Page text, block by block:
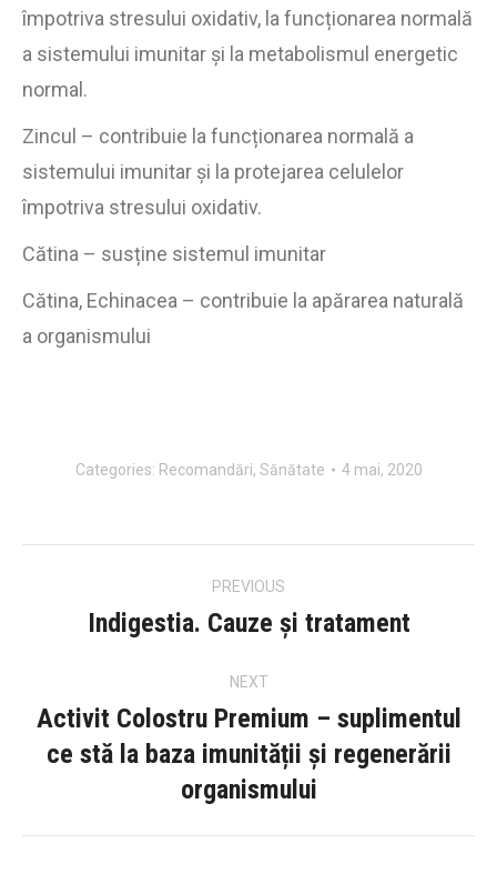
împotriva stresului oxidativ, la funcționarea normală
a sistemului imunitar și la metabolismul energetic
normal.
Zincul – contribuie la funcționarea normală a
sistemului imunitar și la protejarea celulelor
împotriva stresului oxidativ.
Cătina – susține sistemul imunitar
Cătina, Echinacea – contribuie la apărarea naturală
a organismului
Categories: Recomandări, Sănătate 4 mai, 2020
navigation
PREVIOUS
Previous
Indigestia. Cauze și tratament
NEXT
Next
post:
Activit Colostru Premium – suplimentul
ce stă la baza imunității și regenerării
organismului